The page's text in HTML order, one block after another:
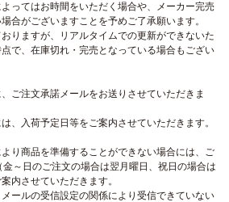
ってはお時間をいただく場合や、メーカー完売
合がございますことを予めご了承願います。
おりますが、リアルタイムでの更新ができないた
で、在庫切れ・完売となっている場合もござい
ご注文承諾メールをお送りさせていただきま
、入荷予定日等をご案内させていただきます。
り商品を準備することができない場合には、ご
～日のご注文の場合は翌月曜日、祝日の場合は
内させていただきます。
ールの受信設定の関係により受信できていない